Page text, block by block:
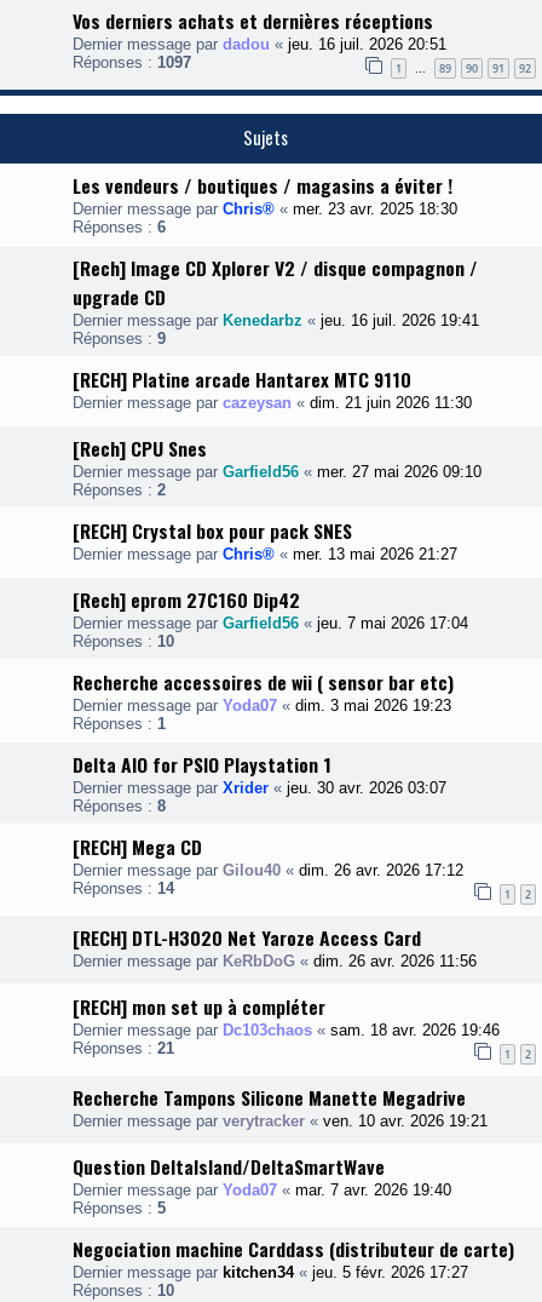
Vos derniers achats et dernières réceptions
Dernier message par dadou « jeu. 16 juil. 2026 20:51
Réponses : 1097 1 … 89 90 91 92
Sujets
Les vendeurs / boutiques / magasins a éviter !
Dernier message par Chris® « mer. 23 avr. 2025 18:30
Réponses : 6
[Rech] Image CD Xplorer V2 / disque compagnon /
upgrade CD
Dernier message par Kenedarbz « jeu. 16 juil. 2026 19:41
Réponses : 9
[RECH] Platine arcade Hantarex MTC 9110
Dernier message par cazeysan « dim. 21 juin 2026 11:30
[Rech] CPU Snes
Dernier message par Garfield56 « mer. 27 mai 2026 09:10
Réponses : 2
[RECH] Crystal box pour pack SNES
Dernier message par Chris® « mer. 13 mai 2026 21:27
[Rech] eprom 27C160 Dip42
Dernier message par Garfield56 « jeu. 7 mai 2026 17:04
Réponses : 10
Recherche accessoires de wii ( sensor bar etc)
Dernier message par Yoda07 « dim. 3 mai 2026 19:23
Réponses : 1
Delta AIO for PSIO Playstation 1
Dernier message par Xrider « jeu. 30 avr. 2026 03:07
Réponses : 8
[RECH] Mega CD
Dernier message par Gilou40 « dim. 26 avr. 2026 17:12
Réponses : 14 1 2
[RECH] DTL-H3020 Net Yaroze Access Card
Dernier message par KeRbDoG « dim. 26 avr. 2026 11:56
[RECH] mon set up à compléter
Dernier message par Dc103chaos « sam. 18 avr. 2026 19:46
Réponses : 21 1 2
Recherche Tampons Silicone Manette Megadrive
Dernier message par verytracker « ven. 10 avr. 2026 19:21
Question DeltaIsland/DeltaSmartWave
Dernier message par Yoda07 « mar. 7 avr. 2026 19:40
Réponses : 5
Negociation machine Carddass (distributeur de carte)
Dernier message par kitchen34« jeu. 5 févr. 2026 17:27
Réponses : 10